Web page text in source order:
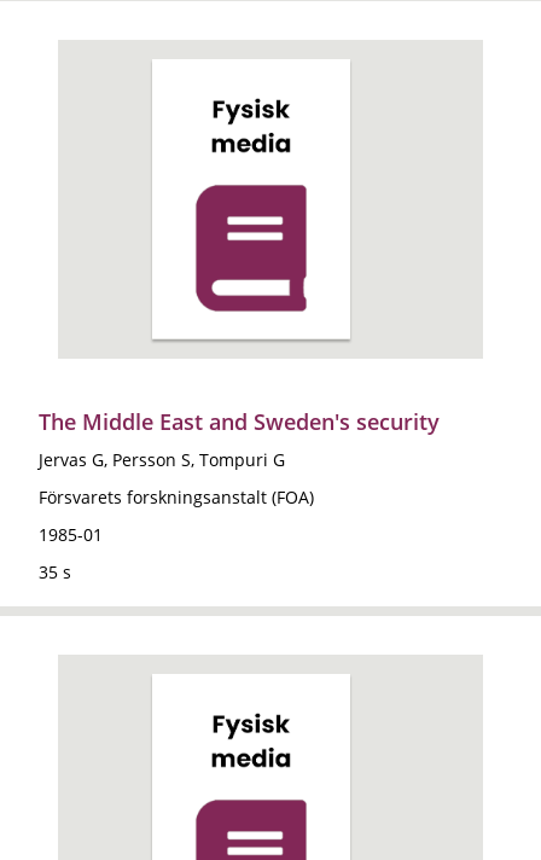
The Middle East and Sweden's security
Jervas G, Persson S, Tompuri G
Försvarets forskningsanstalt (FOA)
1985-01
35 s